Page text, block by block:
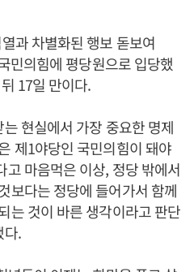
과 차별화된 행보 돋보여
민의힘에 평당원으로 입당했
17일 만이다.
현실에서 가장 중요한 명제
제1야당인 국민의힘이 돼야
마음먹은 이상, 정당 밖에서
보다는 정당에 들어가서 함께
는 것이 바른 생각이라고 판단
다.